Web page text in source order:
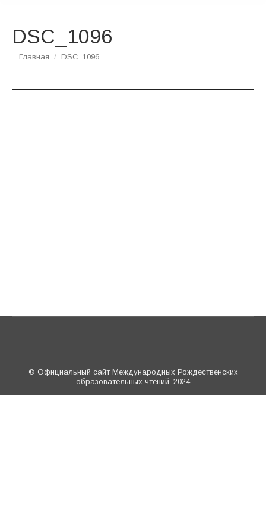
DSC_1096
Вы здесь:
Главная DSC_1096
© Официальный сайт Международных Рождественских
образовательных чтений, 2024